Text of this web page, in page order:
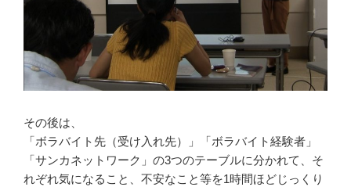
その後は、
「ボラバイト先（受け入れ先）」「ボラバイト経験者」
「サンカネットワーク」の3つのテーブルに分かれて、そ
れぞれ気になること、不安なこと等を1時間ほどじっくり